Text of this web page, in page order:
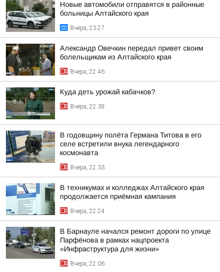
Новые автомобили отправятся в районные
больницы Алтайского края
Вчера, 23:27
Александр Овечкин передал привет своим
болельщикам из Алтайского края
Вчера, 22:46
Куда деть урожай кабачков?
Вчера, 22:39
В годовщину полёта Германа Титова в его
селе встретили внука легендарного
космонавта
Вчера, 22:33
В техникумах и колледжах Алтайского края
продолжается приёмная кампания
Вчера, 22:24
В Барнауле начался ремонт дороги по улице
Парфёнова в рамках нацпроекта
«Инфраструктура для жизни»
Вчера, 22:06